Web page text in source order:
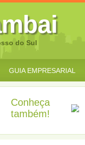
do Sul
GUIA EMPRESARIAL
Conheça
também!